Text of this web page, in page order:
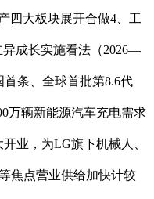
四大板块展开合做4、工
异成长实施看法（2026—
首条、全球首批第8.6代
万辆新能源汽车充电需求
业，为LG旗下机械人、
焦点营业供给加快计较